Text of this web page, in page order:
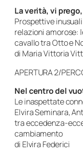
La verità, vi
Prospettive
relazioni amorose:
cavallo tra Otto e
di Maria Vittoria
APERTURA 2/
Nel centro del
Le inaspettate
Elvira Seminara,
tra eccedenza-
cambiamento
di Elvira Federici